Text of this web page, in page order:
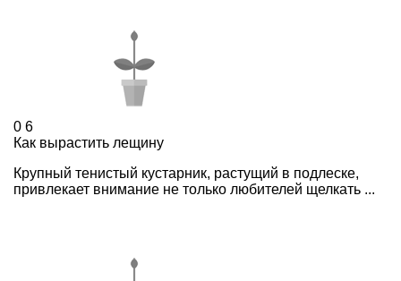
0 6
Как вырастить лещину
Крупный тенистый кустарник, растущий в подлеске,
привлекает внимание не только любителей щелкать ...